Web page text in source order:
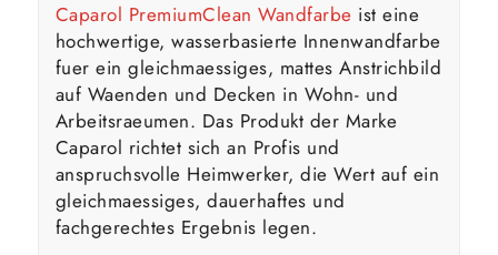
Caparol PremiumClean Wandfarbe ist eine
hochwertige, wasserbasierte Innenwandfarbe
fuer ein gleichmaessiges, mattes Anstrichbild
auf Waenden und Decken in Wohn- und
Arbeitsraeumen. Das Produkt der Marke
Caparol richtet sich an Profis und
anspruchsvolle Heimwerker, die Wert auf ein
gleichmaessiges, dauerhaftes und
fachgerechtes Ergebnis legen.